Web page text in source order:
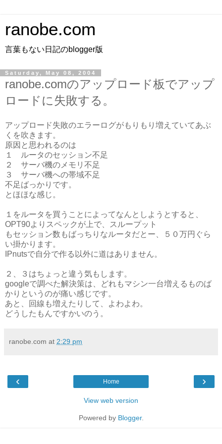
ranobe.com
言葉もない日記のblogger版
Saturday, May 08, 2004
ranobe.comのアップロード板でアップ
ロードに失敗する。
アップロード失敗のエラーログがもりもり増えていてあぶ
くを吹きます。
原因と思われるのは
１ ルータのセッション不足
２ サーバ機のメモリ不足
３ サーバ機への帯域不足
不足ばっかりです。
とほほな感じ。
１をルータを買うことによってなんとしようとすると、
OPT90よりスペックが上で、スループット
もセッション数もばっちりなルータだとー、５０万円ぐら
い掛かります。
IPnutsで自分で作る以外に道はありません。
２、３はちょっと違う気もします。
googleで調べた解決策は、どれもマシン一台増えるものば
かりというのが痛い感じです。
あと、回線も増えたりして、よわよわ。
どうしたもんですかいのう。
ranobe.com at 2:29 pm
‹ ›
Home
View web version
Powered by Blogger.